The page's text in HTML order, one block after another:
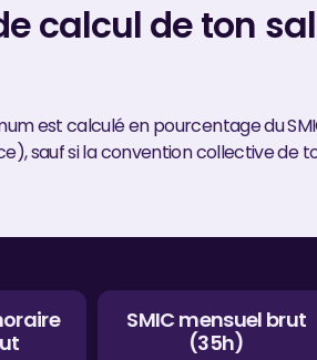
calcul de ton
est calculé en pourcentage du
sauf si la convention collective de
SMIC mensuel brut
(35h)